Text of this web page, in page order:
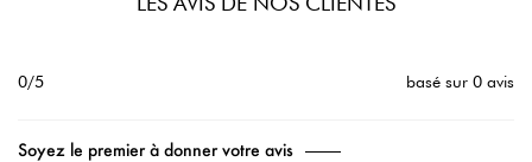
0/5 basé sur 0 avis
Soyez le premier à donner votre avis